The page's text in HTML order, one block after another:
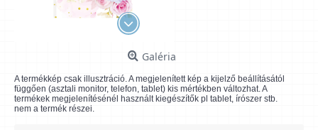
Galéria
A termékkép csak illusztráció. A megjelenített kép a kijelző beállításától
függően (asztali monitor, telefon, tablet) kis mértékben változhat. A
termékek megjelenítésénél használt kiegészítők pl tablet, írószer stb.
nem a termék részei.